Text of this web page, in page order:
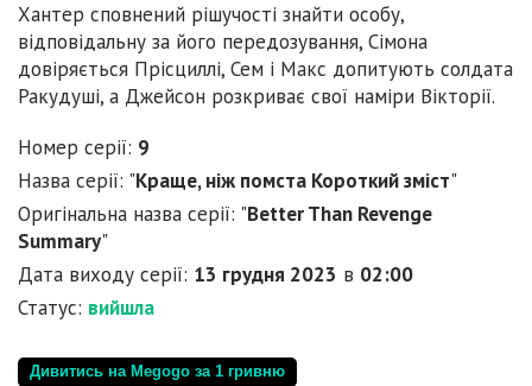
Хантер сповнений рішучості знайти особу,
відповідальну за його передозування, Сімона
довіряється Прісциллі, Сем і Макс допитують солдата
Ракудуші, а Джейсон розкриває свої наміри Вікторії.
Номер серії: 9
Назва серії: "Краще, ніж помста Короткий зміст"
Оригінальна назва серії: "Better Than Revenge
Summary"
Дата виходу серії: 13 грудня 2023 в 02:00
Статус: вийшла
Дивитись на Megogo за 1 гривню